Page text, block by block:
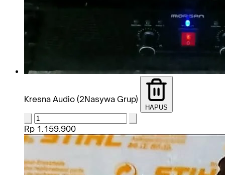
Kresna Audio (2Nasywa Grup)
HAPUS
Rp 1.159.900